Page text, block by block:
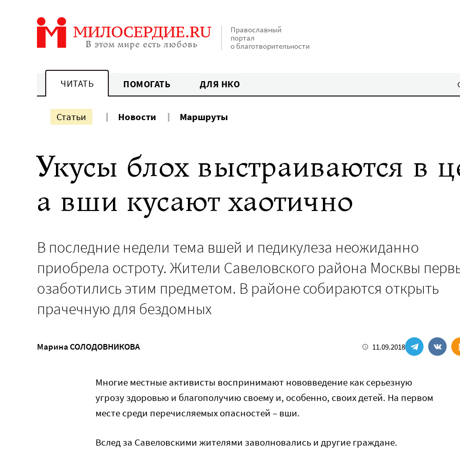
Православный
портал
о благотворительности
ЧИТАТЬ ПОМОГАТЬ ДЛЯ НКО
Статьи Новости Маршруты
Укусы блох выстраиваются в
а вши кусают хаотично
В последние недели тема вшей и педикулеза неожиданно
приобрела остроту. Жители Савеловского района Москвы
озаботились этим предметом. В районе собираются открыть
прачечную для бездомных
Марина СОЛОДОВНИКОВА 11.09.2018
Многие местные активисты воспринимают нововведение как серьезную
угрозу здоровью и благополучию своему и, особенно, своих детей. На первом
месте среди перечисляемых опасностей – вши.
Вслед за Савеловскими жителями заволновались и другие граждане.